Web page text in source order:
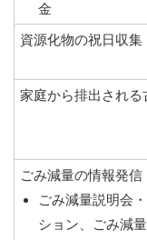
金
資源化物の祝日収集
家庭から排出され
ごみ減量の情報発信
ごみ減量説明会
ション、ごみ減